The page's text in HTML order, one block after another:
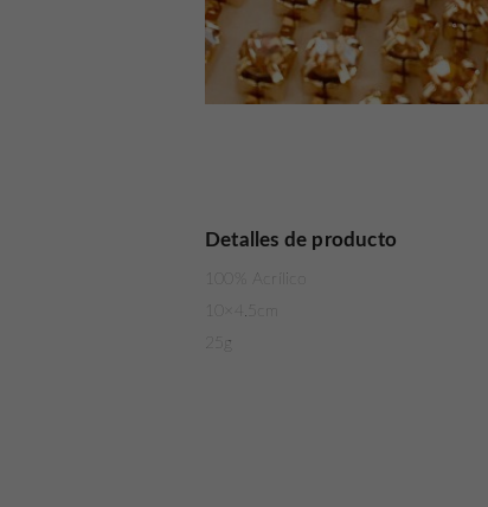
Detalles de producto
100% Acrílico
10×4.5cm
25g